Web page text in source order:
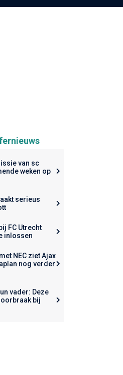
van sc
weken op
serieus
FC Utrecht
inlossen
NEC ziet Ajax
nog verder
vader: Deze
bij